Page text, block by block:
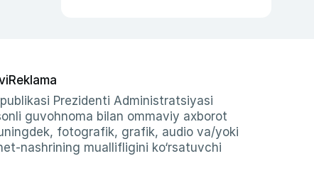
Reklama
Prezidenti Administratsiyasi
guvohnoma bilan ommaviy axborot
fotografik, grafik, audio va/yoki
nashrining muallifligini ko‘rsatuvchi